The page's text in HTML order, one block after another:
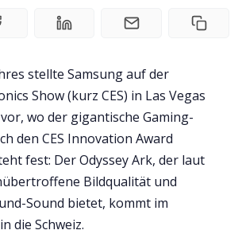
stellte Samsung auf der
Show (kurz CES) in Las Vegas
wo der gigantische Gaming-
den CES Innovation Award
fest: Der Odyssey Ark, der laut
Bildqualität und
Sound bietet, kommt im
die Schweiz.